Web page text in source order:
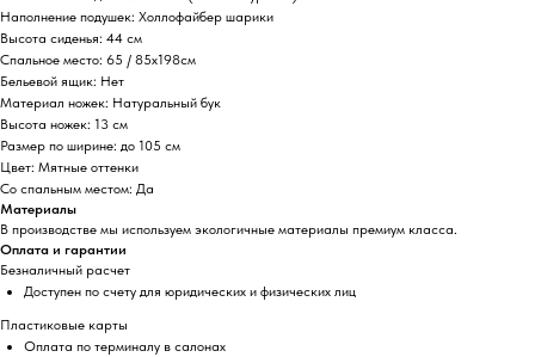
Наполнение подушек: Холлофайбер шарики
Высота сиденья: 44 см
Спальное место: 65 / 85х198см
Бельевой ящик: Нет
Материал ножек: Натуральный бук
Высота ножек: 13 см
Размер по ширине: до 105 см
Цвет: Мятные оттенки
Со спальным местом: Да
Материалы
В производстве мы используем экологичные материалы премиум класса.
Оплата и гарантии
Безналичный расчет
Доступен по счету для юридических и физических лиц
Пластиковые карты
Оплата по терминалу в салонах